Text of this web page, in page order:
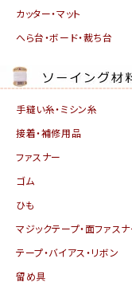
カッター・マット
へら台・ボード・裁ち台
手縫い糸・ミシン糸
接着・補修用品
ファスナー
ゴム
ひも
マジックテープ・面ファス
テープ・バイアス・リボン
留め具